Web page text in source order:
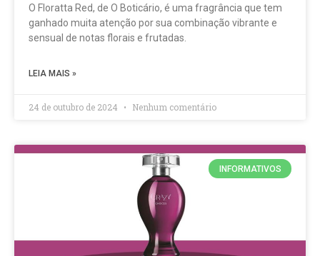
O Floratta Red, de O Boticário, é uma fragrância que tem
ganhado muita atenção por sua combinação vibrante e
sensual de notas florais e frutadas.
LEIA MAIS »
24 de outubro de 2024 Nenhum comentário
INFORMATIVOS